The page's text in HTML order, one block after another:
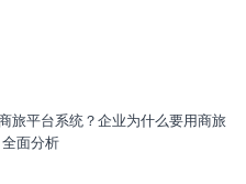
旅平台系统？企业为什么要用商旅
面分析